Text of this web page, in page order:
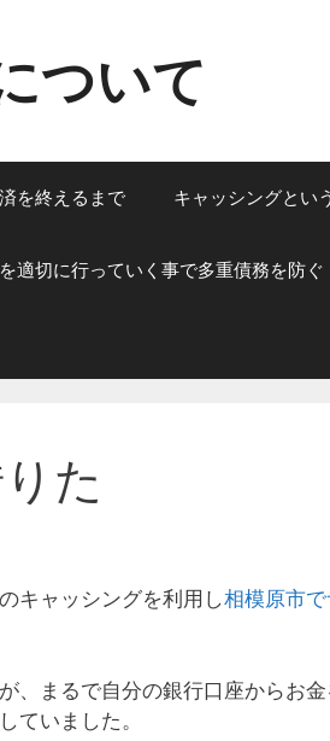
ついて
を終えるまで キャッシングとい
適切に行っていく事で多重債務を防ぐ
た
キャッシングを利用し相模原市で
、まるで自分の銀行口座からお金
ていました。